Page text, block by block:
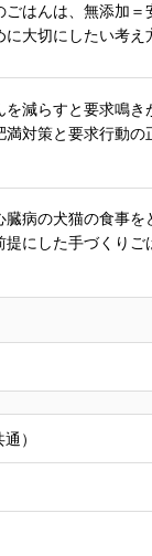
ごはんは、無添加＝
に大切にしたい考え
を減らすと要求鳴き
満対策と要求行動の
臓病の犬猫の食事を
提にした手づくりご
）